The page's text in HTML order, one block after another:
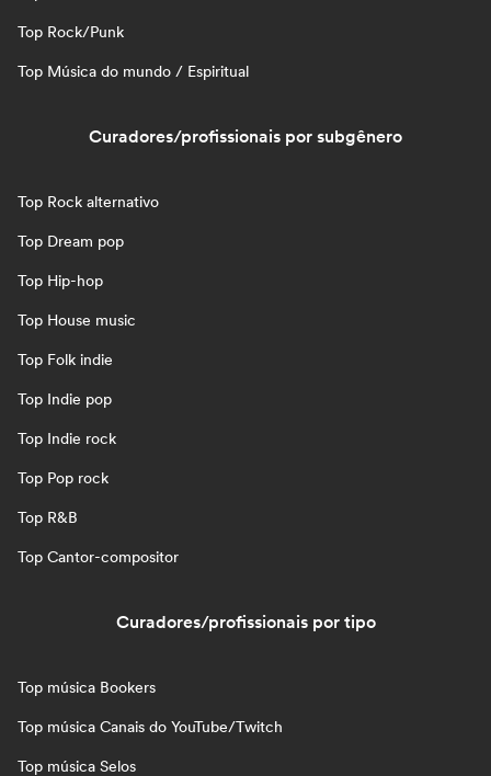
Top Rock/Punk
Top Música do mundo / Espiritual
Curadores/profissionais por subgênero
Top Rock alternativo
Top Dream pop
Top Hip-hop
Top House music
Top Folk indie
Top Indie pop
Top Indie rock
Top Pop rock
Top R&B
Top Cantor-compositor
Curadores/profissionais por tipo
Top música Bookers
Top música Canais do YouTube/Twitch
Top música Selos